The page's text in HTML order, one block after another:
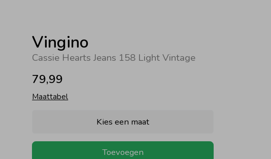
Vingino
Cassie Hearts Jeans 158 Light Vintage
79,99
Maattabel
Kies een maat
Toevoegen